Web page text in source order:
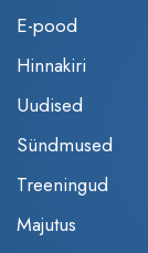
E-pood
Hinnakiri
Uudised
Sündmused
Treeningud
Majutus